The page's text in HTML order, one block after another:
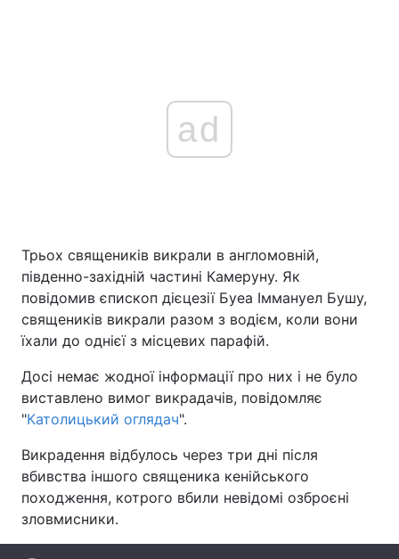
Головна Війна
Україна
Економіка Світ
Спорт Наука
Техно і зв'язок Лайт
ad
Трьох священиків викрали в англомовній,
південно-західній частині Камеруну. Як
повідомив єпископ дієцезії Буеа Іммануел Бушу,
священиків викрали разом з водієм, коли вони
їхали до однієї з місцевих парафій.
Досі немає жодної інформації про них і не було
виставлено вимог викрадачів, повідомляє
"Католицький оглядач".
Викрадення відбулось через три дні після
вбивства іншого священика кенійського
походження, котрого вбили невідомі озброєні
зловмисники.